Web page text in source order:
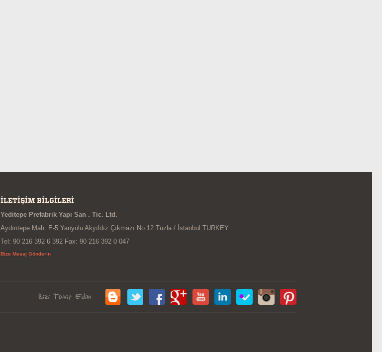
İLETİŞİM BİLGİLERİ
Yeditepe Prefabrik Yapı San . Tic. Ltd.
Aydıntepe Mah. E-5 Yanyolu Akyıldız Çıkmazı No:12 Tuzla / İstanbul TURKEY
Tel: 90 216 392 6 392 Fax: 90 216 392 0 047
Bize Mesaj Gönderin